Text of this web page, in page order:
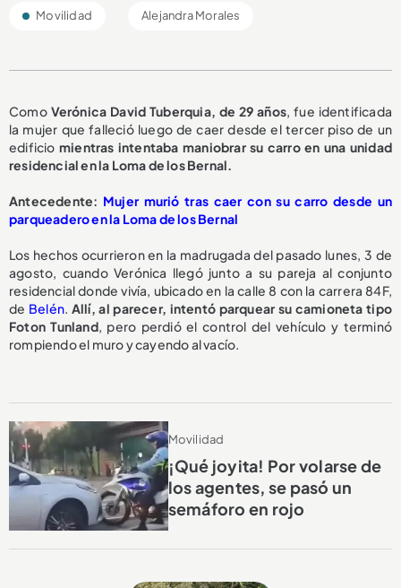
Movilidad Alejandra Morales
Como Verónica David Tuberquia, de 29 años, fue identificada
la mujer que falleció luego de caer desde el tercer piso de un
edificio mientras intentaba maniobrar su carro en una unidad
residencial en la Loma de los Bernal.
Antecedente: Mujer murió tras caer con su carro desde un
parqueadero en la Loma de los Bernal
Los hechos ocurrieron en la madrugada del pasado lunes, 3 de
agosto, cuando Verónica llegó junto a su pareja al conjunto
residencial donde vivía, ubicado en la calle 8 con la carrera 84F,
de Belén. Allí, al parecer, intentó parquear su camioneta tipo
Foton Tunland, pero perdió el control del vehículo y terminó
rompiendo el muro y cayendo al vacío.
Movilidad
¡Qué joyita! Por volarse de
los agentes, se pasó un
semáforo en rojo